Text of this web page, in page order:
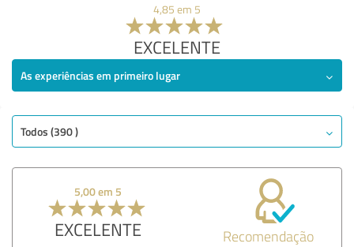
4,85 em 5
EXCELENTE
As experiências em primeiro lugar
Todos (390 )
5,00 em 5
EXCELENTE Recomendação